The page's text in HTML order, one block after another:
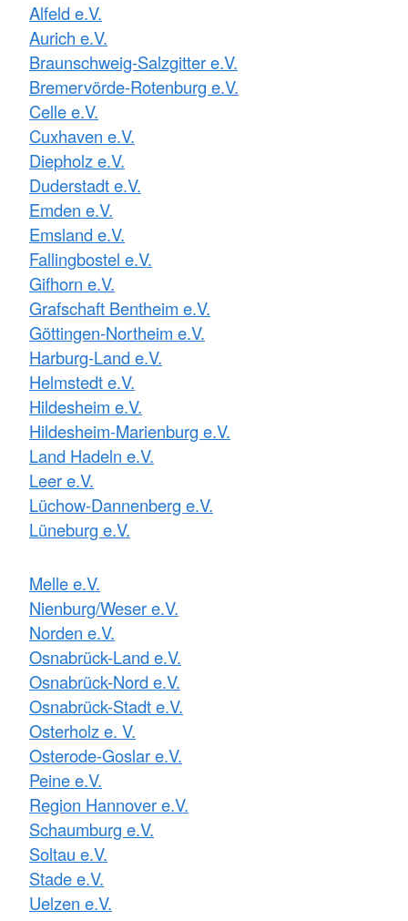
Alfeld e.V.
Aurich e.V.
Braunschweig-Salzgitter e.V.
Bremervörde-Rotenburg e.V.
Celle e.V.
Cuxhaven e.V.
Diepholz e.V.
Duderstadt e.V.
Emden e.V.
Emsland e.V.
Fallingbostel e.V.
Gifhorn e.V.
Grafschaft Bentheim e.V.
Göttingen-Northeim e.V.
Harburg-Land e.V.
Helmstedt e.V.
Hildesheim e.V.
Hildesheim-Marienburg e.V.
Land Hadeln e.V.
Leer e.V.
Lüchow-Dannenberg e.V.
Lüneburg e.V.
Melle e.V.
Nienburg/Weser e.V.
Norden e.V.
Osnabrück-Land e.V.
Osnabrück-Nord e.V.
Osnabrück-Stadt e.V.
Osterholz e. V.
Osterode-Goslar e.V.
Peine e.V.
Region Hannover e.V.
Schaumburg e.V.
Soltau e.V.
Stade e.V.
Uelzen e.V.